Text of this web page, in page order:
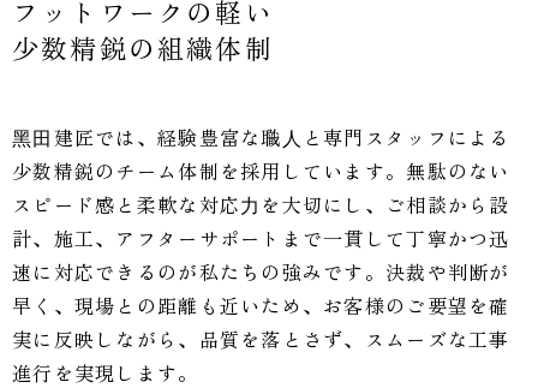
フットワークの軽い
少数精鋭の組織体制
⿊⽥建匠では、経験豊富な職⼈と専門スタッフによる
少数精鋭のチーム体制を採用しています。無駄のない
スピード感と柔軟な対応⼒を大切にし、ご相談から設
計、施工、アフターサポートまで一貫して丁寧かつ迅
速に対応できるのが私たちの強みです。決裁や判断が
早く、現場との距離も近いため、お客様のご要望を確
実に反映しながら、品質を落とさず、スムーズな工事
進行を実現します。